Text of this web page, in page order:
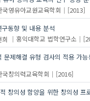
국영유아교원교육학회
[2013]
동향 및 내용 분석
홍익대학교 법학연구소
문제해결 유형 검사의 적용 가
국창의력교육학회
[2016]
창의성 함양을 위한 창의성 프